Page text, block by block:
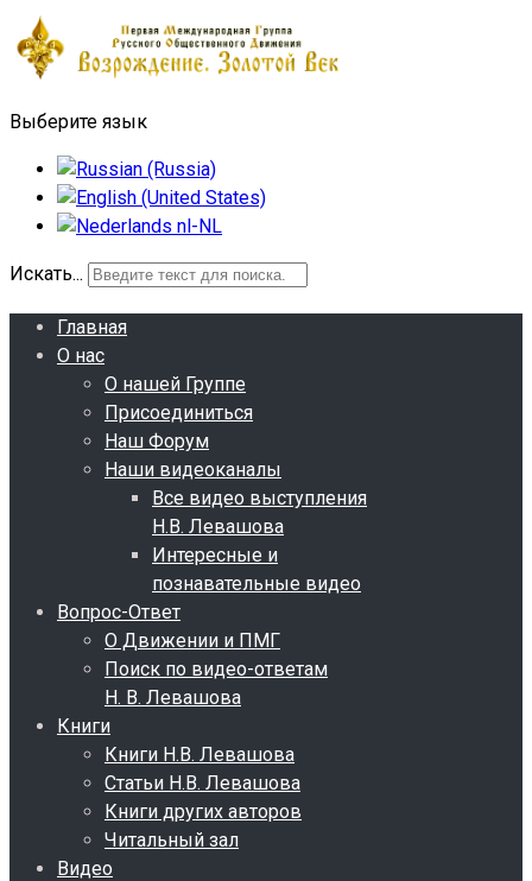
Выберите язык
Искать...
Главная
О нас
О нашей Группе
Присоединиться
Наш Форум
Наши видеоканалы
Все видео выступления
Н.В. Левашова
Интересные и
познавательные видео
Вопрос-Ответ
О Движении и ПМГ
Поиск по видео-ответам
Н. В. Левашова
Книги
Книги Н.В. Левашова
Статьи Н.В. Левашова
Книги других авторов
Читальный зал
Видео